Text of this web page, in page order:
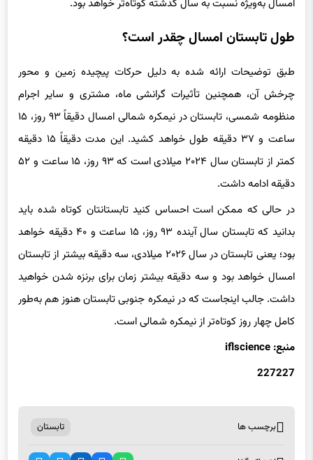
امسال به‌ویژه نسبت به سال گذشته کوتاه‌تر خواهد بود.
طول تابستان امسال چقدر است؟
طبق توضیحات ارائه شده به دلیل حرکات پیچیده زمین و محور
چرخش آن، همچنین تأثیرات گرانشی ماه، مشتری و سایر اجرام
منظومه شمسی، تابستان در نیمکره شمالی امسال دقیقاً ۹۳ روز، ۱۵
ساعت و ۳۷ دقیقه طول خواهد کشید. این مدت دقیقاً ۱۵ دقیقه
کمتر از تابستان سال ۲۰۲۴ میلادی است که ۹۳ روز، ۱۵ ساعت و ۵۲
دقیقه ادامه داشت.
در حالی که ممکن است احساس کنید تابستانتان کوتاه شده باید
بدانید که تابستان سال آینده ۹۳ روز، ۱۵ ساعت و ۴۰ دقیقه خواهد
بود؛ یعنی تابستان در سال ۲۰۲۶ میلادی، سه دقیقه بیشتر از تابستان
امسال خواهد بود و سه دقیقه بیشتر زمان برای برنزه شدن خواهید
داشت. جالب اینجاست که در نیمکره جنوبی تابستان هنوز هم به‌طور
کامل چهار روز کوتاه‌تر از نیمکره شمالی است.
منبع: iflscience
227227
برچسب ها تابستان